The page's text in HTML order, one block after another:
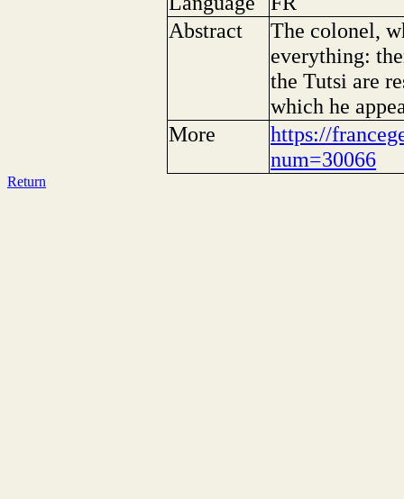
Abstract
The colonel,
everything:
the Tutsi are
which he
More
https://
num=30066
Return